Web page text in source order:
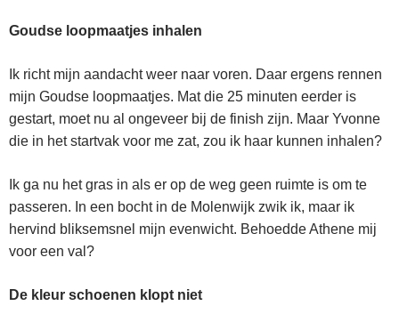
Goudse loopmaatjes inhalen
Ik richt mijn aandacht weer naar voren. Daar ergens rennen
mijn Goudse loopmaatjes. Mat die 25 minuten eerder is
gestart, moet nu al ongeveer bij de finish zijn. Maar Yvonne
die in het startvak voor me zat, zou ik haar kunnen inhalen?
Ik ga nu het gras in als er op de weg geen ruimte is om te
passeren. In een bocht in de Molenwijk zwik ik, maar ik
hervind bliksemsnel mijn evenwicht. Behoedde Athene mij
voor een val?
De kleur schoenen klopt niet